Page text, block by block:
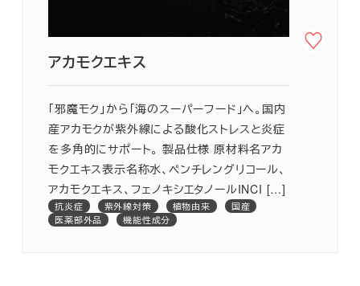
アカモクエキス
「邪魔モク」から「海のスーパーフード」へ。国内
産アカモクが紫外線による酸化ストレスと炎症
を多角的にサポート。 製品仕様 原材料名アカ
モクエキス表示名称水、ペンチレングリコール、
アカモクエキス、フェノキシエタノールINCI […]
抗炎症 紫外線対策 植物由来
国産
医薬部外品
機能性成分